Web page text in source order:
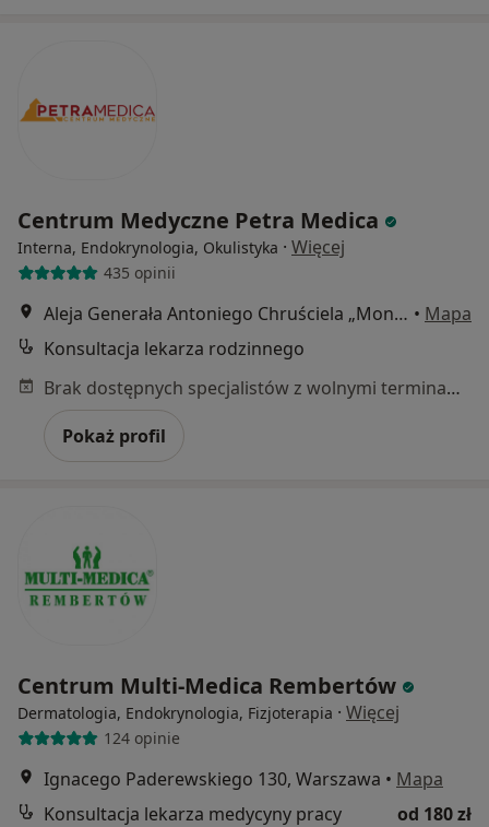
Centrum Medyczne Petra Medica
Interna, Endokrynologia, Okulistyka · Więcej
435 opinii
Aleja Generała Antoniego Chruściela „Montera” 39A/1, Warszawa • Mapa
Konsultacja lekarza rodzinnego
Brak dostępnych specjalistów z wolnymi terminami w tym centrum medycznym.
Pokaż profil
Centrum Multi-Medica Rembertów
Dermatologia, Endokrynologia, Fizjoterapia · Więcej
124 opinie
Ignacego Paderewskiego 130, Warszawa • Mapa
Konsultacja lekarza medycyny pracy
od 180 zł